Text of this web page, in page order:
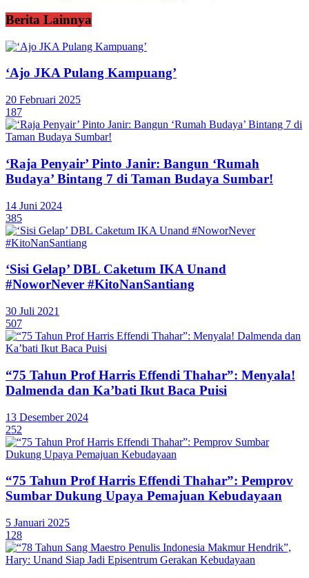
Berita Lainnya
‘Ajo JKA Pulang Kampuang’
20 Februari 2025
187
‘Raja Penyair’ Pinto Janir: Bangun ‘Rumah
Budaya’ Bintang 7 di Taman Budaya Sumbar!
14 Juni 2024
385
‘Sisi Gelap’ DBL Caketum IKA Unand
#NoworNever #KitoNanSantiang
30 Juli 2021
507
“75 Tahun Prof Harris Effendi Thahar”: Menyala!
Dalmenda dan Ka’bati Ikut Baca Puisi
13 Desember 2024
252
“75 Tahun Prof Harris Effendi Thahar”: Pemprov
Sumbar Dukung Upaya Pemajuan Kebudayaan
5 Januari 2025
128